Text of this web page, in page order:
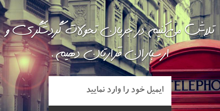
تلاش می‌کنیم در جریان تحولات گردشگری و
ارسباران قرارتان دهیم.